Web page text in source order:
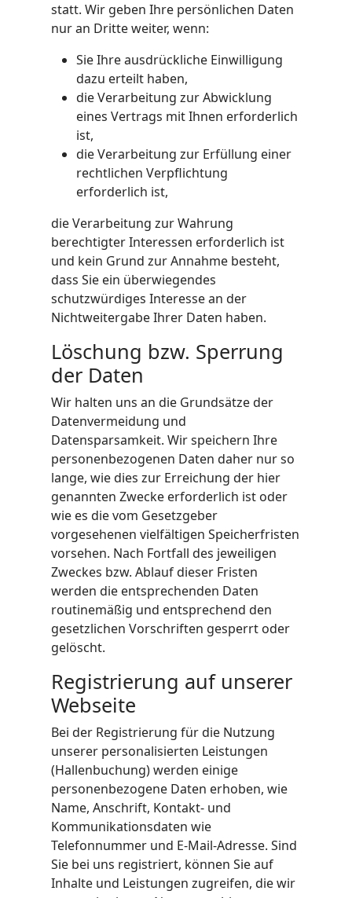
statt. Wir geben Ihre persönlichen Daten
nur an Dritte weiter, wenn:
Sie Ihre ausdrückliche Einwilligung
dazu erteilt haben,
die Verarbeitung zur Abwicklung
eines Vertrags mit Ihnen erforderlich
ist,
die Verarbeitung zur Erfüllung einer
rechtlichen Verpflichtung
erforderlich ist,
die Verarbeitung zur Wahrung
berechtigter Interessen erforderlich ist
und kein Grund zur Annahme besteht,
dass Sie ein überwiegendes
schutzwürdiges Interesse an der
Nichtweitergabe Ihrer Daten haben.
Löschung bzw. Sperrung
der Daten
Wir halten uns an die Grundsätze der
Datenvermeidung und
Datensparsamkeit. Wir speichern Ihre
personenbezogenen Daten daher nur so
lange, wie dies zur Erreichung der hier
genannten Zwecke erforderlich ist oder
wie es die vom Gesetzgeber
vorgesehenen vielfältigen Speicherfristen
vorsehen. Nach Fortfall des jeweiligen
Zweckes bzw. Ablauf dieser Fristen
werden die entsprechenden Daten
routinemäßig und entsprechend den
gesetzlichen Vorschriften gesperrt oder
gelöscht.
Registrierung auf unserer
Webseite
Bei der Registrierung für die Nutzung
unserer personalisierten Leistungen
(Hallenbuchung) werden einige
personenbezogene Daten erhoben, wie
Name, Anschrift, Kontakt- und
Kommunikationsdaten wie
Telefonnummer und E-Mail-Adresse. Sind
Sie bei uns registriert, können Sie auf
Inhalte und Leistungen zugreifen, die wir